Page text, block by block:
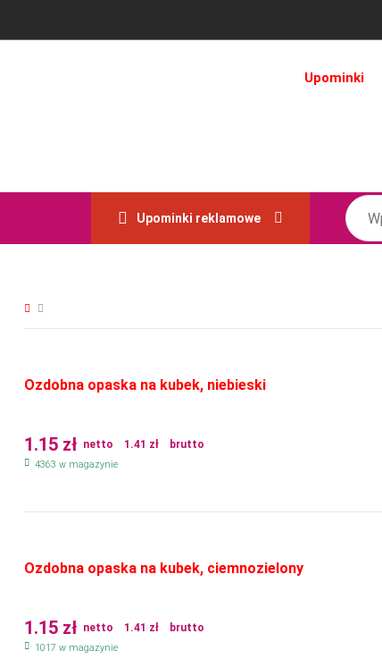
Upominki
Upominki reklamowe
Ozdobna opaska na kubek, niebieski
1.15 zł netto 1.41 zł brutto
4363 w magazynie
Ozdobna opaska na kubek, ciemnozielony
1.15 zł netto 1.41 zł brutto
1017 w magazynie